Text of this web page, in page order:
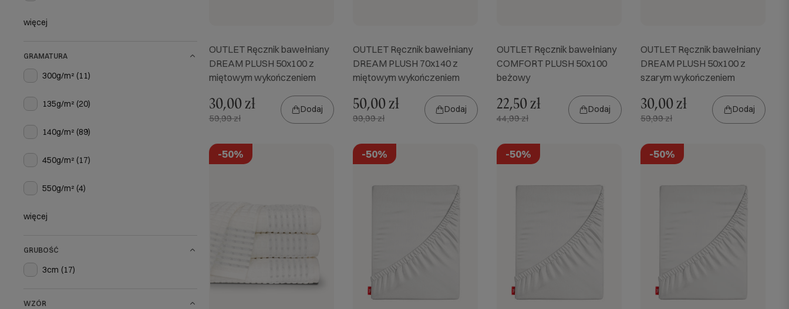
więcej
GRAMATURA
300g/m² (11)
135g/m² (20)
140g/m² (89)
450g/m² (17)
550g/m² (4)
więcej
GRUBOŚĆ
3cm (17)
WZÓR
OUTLET Ręcznik bawełniany
DREAM PLUSH 50x100 z
miętowym wykończeniem
30,00 zł
59,99 zł
Dodaj
OUTLET Ręcznik bawełniany
DREAM PLUSH 70x140 z
miętowym wykończeniem
50,00 zł
99,99 zł
Dodaj
OUTLET Ręcznik bawełniany
COMFORT PLUSH 50x100
beżowy
22,50 zł
44,99 zł
Dodaj
OUTLET Ręcznik bawełniany
DREAM PLUSH 50x100 z
szarym wykończeniem
30,00 zł
59,99 zł
Dodaj
-50% -50% -50% -50%